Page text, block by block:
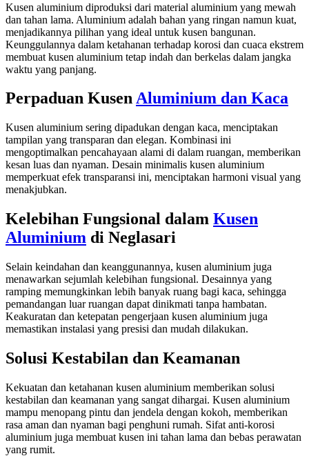
Kusen aluminium diproduksi dari material aluminium yang mewah
dan tahan lama. Aluminium adalah bahan yang ringan namun kuat,
menjadikannya pilihan yang ideal untuk kusen bangunan.
Keunggulannya dalam ketahanan terhadap korosi dan cuaca ekstrem
membuat kusen aluminium tetap indah dan berkelas dalam jangka
waktu yang panjang.
Perpaduan KusenAluminium dan Kaca
Kusen aluminium sering dipadukan dengan kaca, menciptakan
tampilan yang transparan dan elegan. Kombinasi ini
mengoptimalkan pencahayaan alami di dalam ruangan, memberikan
kesan luas dan nyaman. Desain minimalis kusen aluminium
memperkuat efek transparansi ini, menciptakan harmoni visual yang
menakjubkan.
Kelebihan Fungsional dalam Kusen
Aluminium di Neglasari
Selain keindahan dan keanggunannya, kusen aluminium juga
menawarkan sejumlah kelebihan fungsional. Desainnya yang
ramping memungkinkan lebih banyak ruang bagi kaca, sehingga
pemandangan luar ruangan dapat dinikmati tanpa hambatan.
Keakuratan dan ketepatan pengerjaan kusen aluminium juga
memastikan instalasi yang presisi dan mudah dilakukan.
Solusi Kestabilan dan Keamanan
Kekuatan dan ketahanan kusen aluminium memberikan solusi
kestabilan dan keamanan yang sangat dihargai. Kusen aluminium
mampu menopang pintu dan jendela dengan kokoh, memberikan
rasa aman dan nyaman bagi penghuni rumah. Sifat anti-korosi
aluminium juga membuat kusen ini tahan lama dan bebas perawatan
yang rumit.